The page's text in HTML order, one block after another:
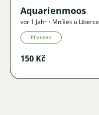
Aquarienmoos
vor 1 Jahr • Mníšek u Liberce
Pflanzen
150 Kč